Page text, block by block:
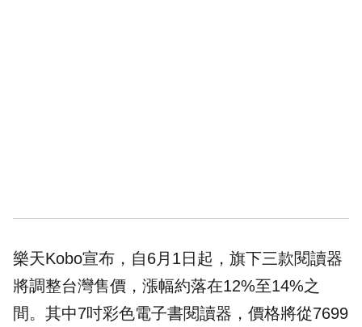
樂天Kobo宣布，自6月1日起，旗下三款閱讀器
將調整台灣售價，漲幅約落在12%至14%之
間。其中7吋彩色電子書閱讀器，價格將從7699